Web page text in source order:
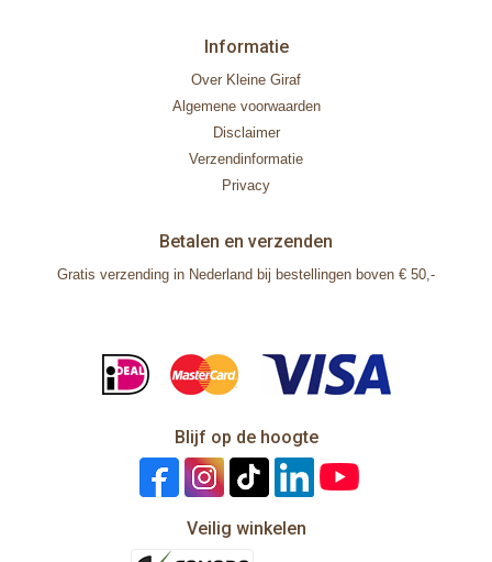
Informatie
Over Kleine Giraf
Algemene voorwaarden
Disclaimer
Verzendinformatie
Privacy
Betalen en verzenden
Gratis verzending in Nederland bij bestellingen boven € 50,-
Blijf op de hoogte
Veilig winkelen